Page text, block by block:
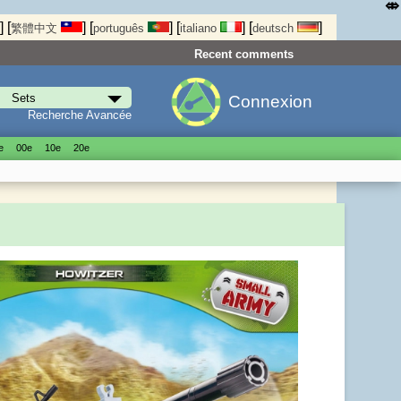
] [繁體中文 ] [português ] [italiano ] [deutsch ]
Recent comments
Recherche Avancée
Connexion
00е 10е 20е
⤄